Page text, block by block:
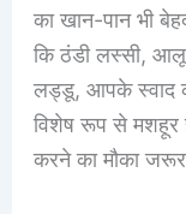
का खान-पान भी
कि ठंडी लस्सी, आलू
लड्डू, आपके स्वाद
विशेष रूप से मशहूर
करने का मौका जरूर